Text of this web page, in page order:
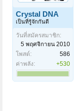
Crystal DNA
เป็นที่รู้จักกันดี
วันที่สมัครสมาชิก:
5 พฤศจิกายน 2010
โพสต์:
586
ค่าพลัง:
+530